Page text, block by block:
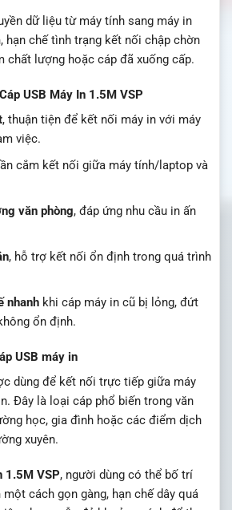
dữ liệu từ máy tính sang máy in
hạn chế tình trạng kết nối chập chờn
chất lượng hoặc cáp đã xuống cấp.
USB Máy In 1.5M VSP
, thuận tiện để kết nối máy in với máy
việc.
cắm kết nối giữa máy tính/laptop và
văn phòng, đáp ứng nhu cầu in ấn
, hỗ trợ kết nối ổn định trong quá trình
nhanh khi cáp máy in cũ bị lỏng, đứt
ổn định.
USB máy in
dùng để kết nối trực tiếp giữa máy
Đây là loại cáp phổ biến trong văn
học, gia đình hoặc các điểm dịch
xuyên.
1.5M VSP, người dùng có thể bố trí
cách gọn gàng, hạn chế dây quá